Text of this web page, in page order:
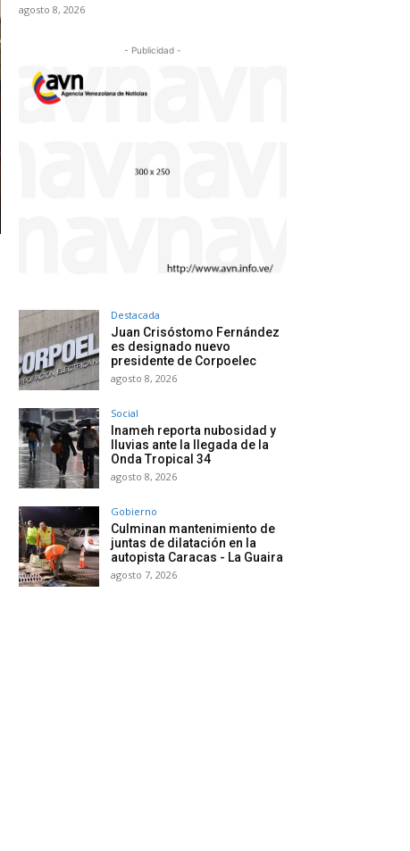
agosto 8, 2026
- Publicidad -
Destacada
Juan Crisóstomo Fernández
es designado nuevo
presidente de Corpoelec
agosto 8, 2026
Social
Inameh reporta nubosidad y
lluvias ante la llegada de la
Onda Tropical 34
agosto 8, 2026
Gobierno
Culminan mantenimiento de
juntas de dilatación en la
autopista Caracas - La Guaira
agosto 7, 2026